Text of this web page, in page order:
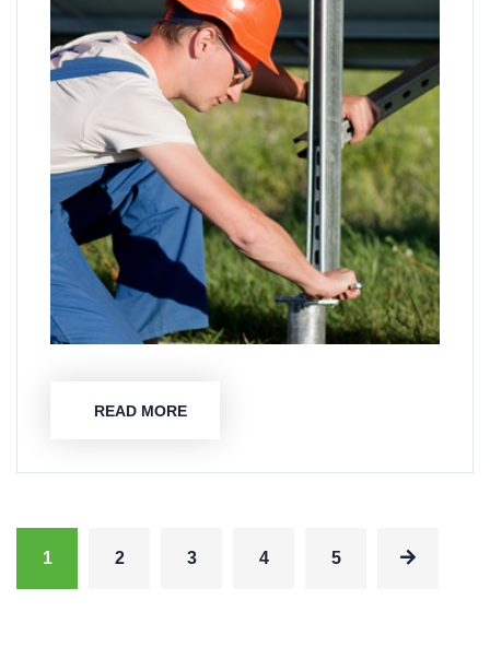
READ MORE
1 2 3 4 5